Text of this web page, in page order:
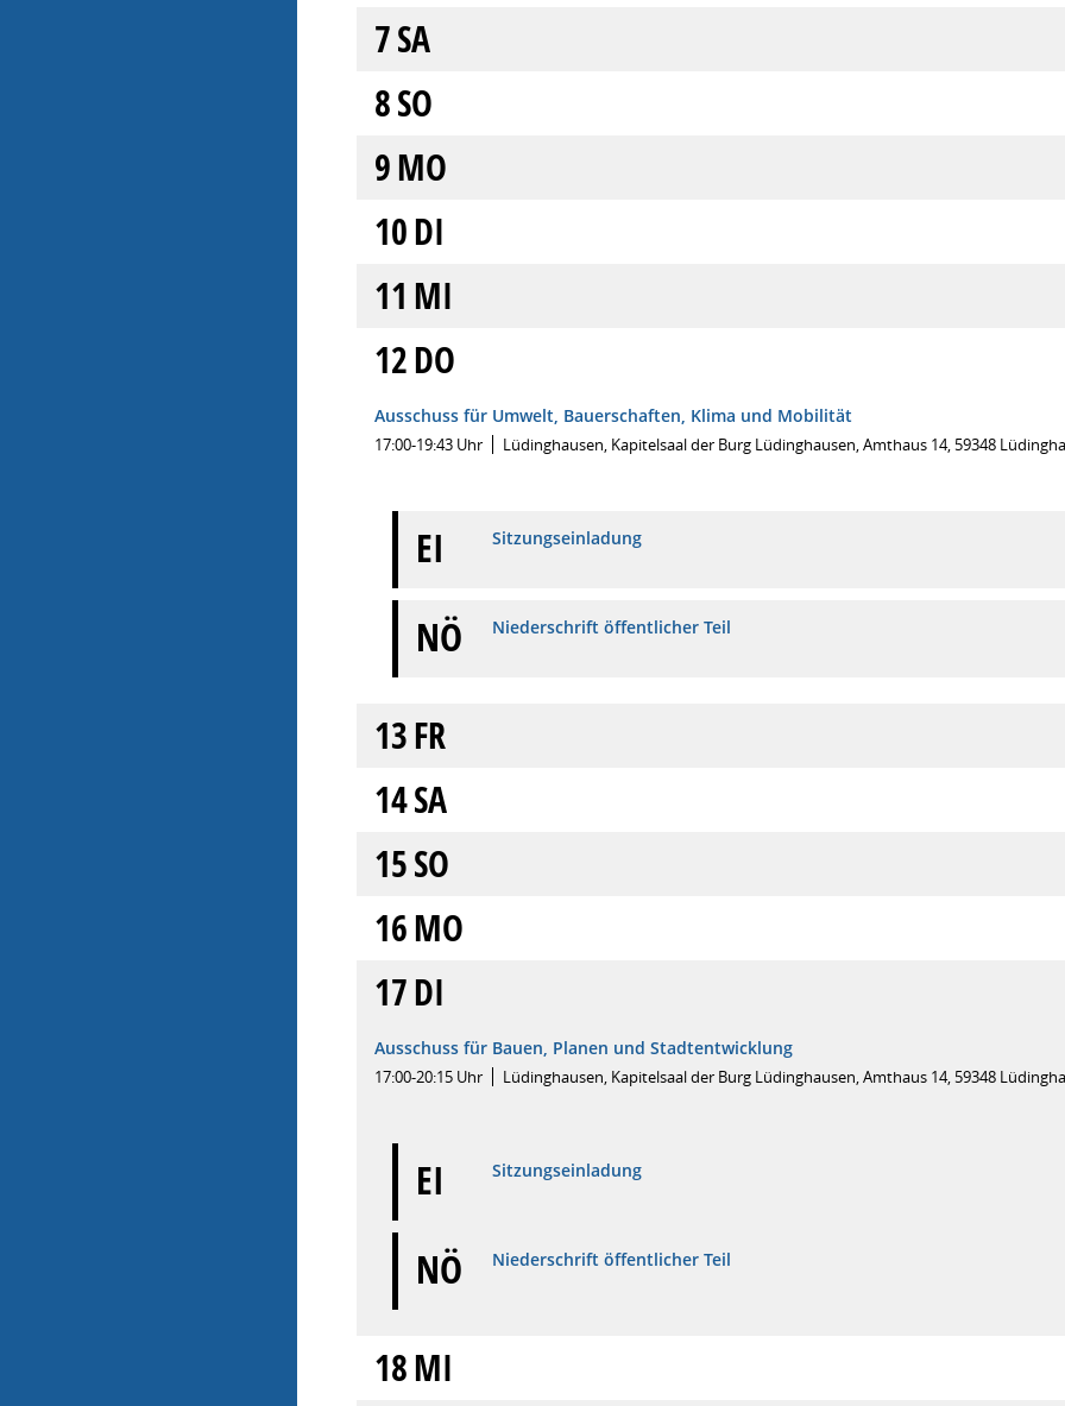
7SA
8SO
9MO
10DI
11 MI
12DO
Ausschuss für Umwelt, Bauerschaften, Klima und Mobilität
17:00-19:43 Uhr Lüdinghausen, Kapitelsaal der Burg Lüdinghausen, Amthaus 14, 59348
EI Sitzungseinladung
NÖ Niederschrift öffentlicher Teil
13FR
14SA
15SO
16MO
17DI
Ausschuss für Bauen, Planen und Stadtentwicklung
17:00-20:15 Uhr Lüdinghausen, Kapitelsaal der Burg Lüdinghausen, Amthaus 14, 59348
EI Sitzungseinladung
NÖ Niederschrift öffentlicher Teil
18MI